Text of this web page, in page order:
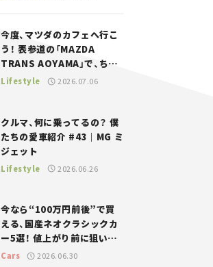
今度、マツダのカフェへ行こ
う！ 表参道の「MAZDA
TRANS AOYAMA」で、ちょ
っとひと息。——連載｜CCG
Lifestyle 2026.07.06
クルマ、何に乗ってるの？ 僕
たちの愛車紹介 #43｜MG ミ
ジェット
Lifestyle 2026.06.26
今なら“100万円前後”で買
える、国産ネオクラシックカ
ー5選！ 値上がり前に狙いた
い、中古車探しをお手伝い――ち
Cars 2026.06.30